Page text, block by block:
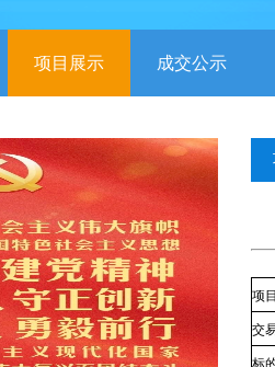
项目展示 成交公示
项
交
标